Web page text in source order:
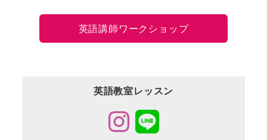
英語講師ワークショップ
英語教室レッスン